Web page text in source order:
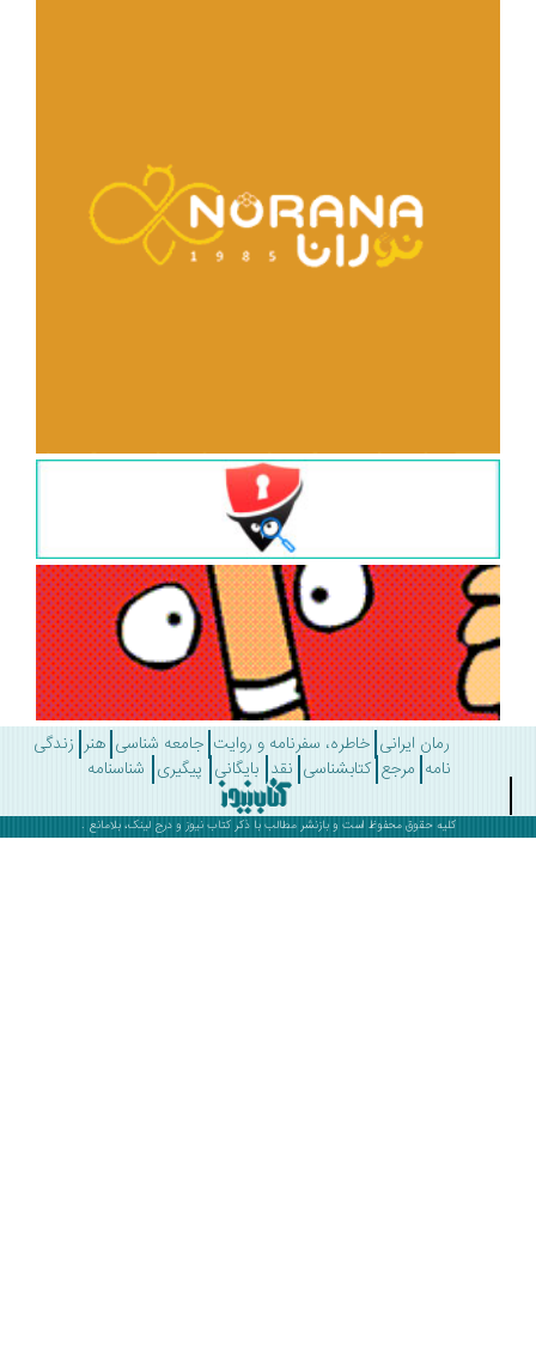
رمان ایرانی خاطره، سفرنامه و روایت جامعه شناسی هنر زندگی
مرجع کتابشناسی نقد بایگانی پیگیری شناسنامه
کلیه حقوق محفوظ است و بازنشر مطالب با ذکرکتاب نیوز و درج لینک، بلامانع .